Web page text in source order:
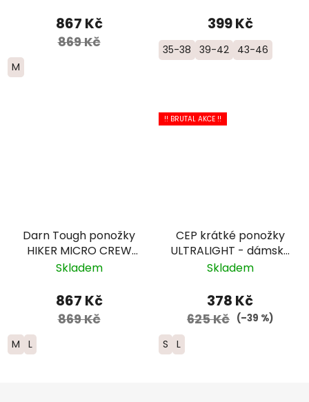
modrozelené
867 Kč
869 Kč
M
399 Kč
35-38 39-42 43-46
Darn Tough ponožky
HIKER MICRO CREW
Midweight Merino -
modré
Skladem
867 Kč
869 Kč
M L
!! BRUTAL AKCE !!
CEP krátké ponožky
ULTRALIGHT - dámské
- modrá
Skladem
378 Kč
625 Kč (–39 %)
S L